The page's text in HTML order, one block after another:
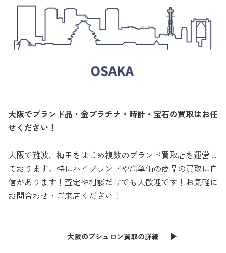
大阪でブランド品・金プラチナ・時計・宝石の買取はお任
せください！
大阪で難波、梅田をはじめ複数のブランド買取店を運営し
ております。特にハイブランドや高単価の商品の買取に自
信があります！査定や相談だけでも大歓迎です！お気軽に
お問合わせ・ご来店ください！
大阪のブシュロン買取の詳細